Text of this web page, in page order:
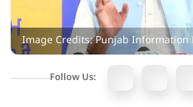
Image Credits: Punjab Information
Follow Us: